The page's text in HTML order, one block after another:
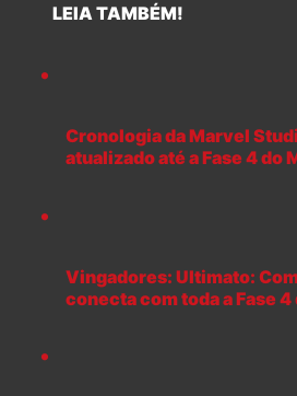
LEIA TAMBÉM!
Cronologia da Marvel
atualizado até a Fase 4 do
Vingadores: Ultimato:
conecta com toda a Fase 4